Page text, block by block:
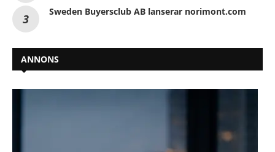
Sweden Buyersclub AB lanserar norimont.com
ANNONS